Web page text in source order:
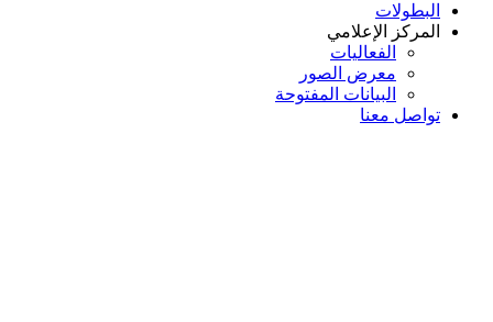
البطولات
المركز الإعلامي
الفعاليات
معرض الصور
البيانات المفتوحة
تواصل معنا